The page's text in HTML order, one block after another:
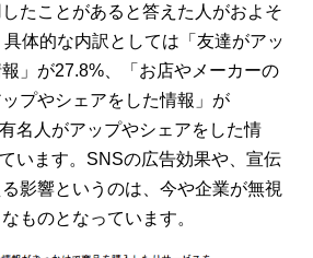
たことがあると答えた人がおよそ
体的な内訳としては「友達がアッ
」が27.8%、「お店やメーカーの
プやシェアをした情報」が
名人がアップやシェアをした情
います。SNSの広告効果や、宣伝
影響というのは、今や企業が無視
ものとなっています。